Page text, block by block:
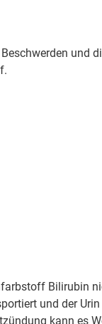
und
Bilirubin
und der
kann es